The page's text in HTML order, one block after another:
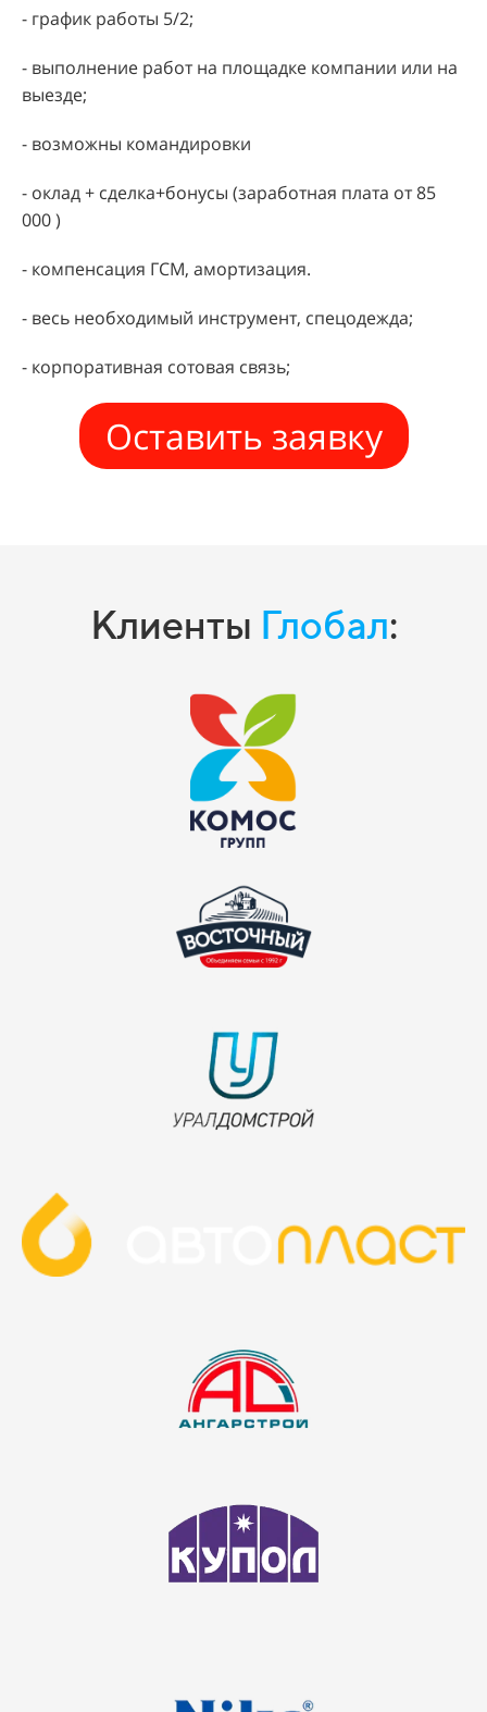
- график работы 5/2;
- выполнение работ на площадке компании или на
выезде;
- возможны командировки
- оклад + сделка+бонусы (заработная плата от 85
000 )
- компенсация ГСМ, амортизация.
- весь необходимый инструмент, спецодежда;
- корпоративная сотовая связь;
Оставить заявку
Клиенты Глобал: